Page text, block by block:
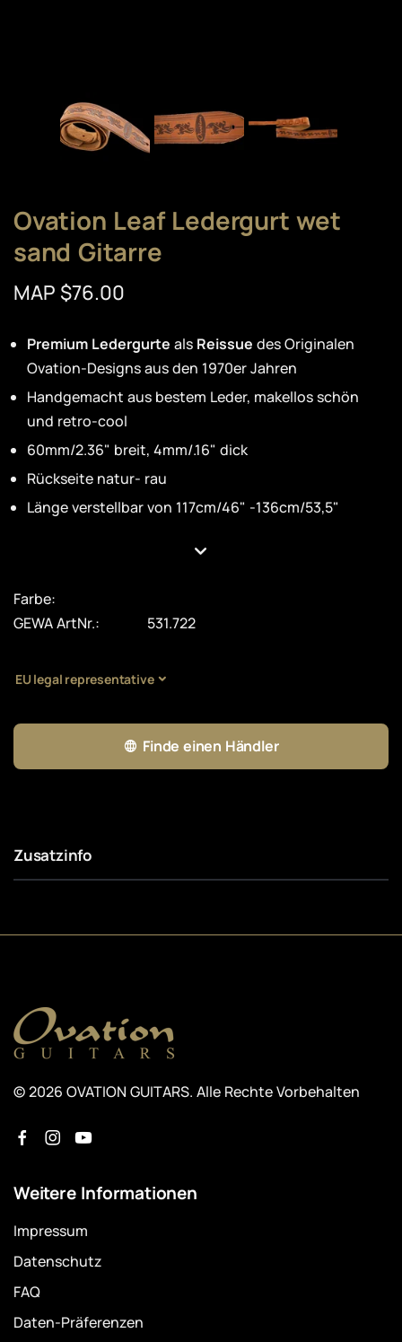
Ovation Leaf Ledergurt wet
sand Gitarre
MAP $76.00
Premium Ledergurte als Reissue des Originalen
Ovation-Designs aus den 1970er Jahren
Handgemacht aus bestem Leder, makellos schön
und retro-cool
60mm/2.36" breit, 4mm/.16" dick
Rückseite natur- rau
Länge verstellbar von 117cm/46" -136cm/53,5"
Farbe:
GEWA ArtNr.:
531.722
EU legal representative
Finde einen Händler
Zusatzinfo
© 2026 OVATION GUITARS. Alle Rechte Vorbehalten
Weitere Informationen
Impressum
Datenschutz
FAQ
Daten-Präferenzen